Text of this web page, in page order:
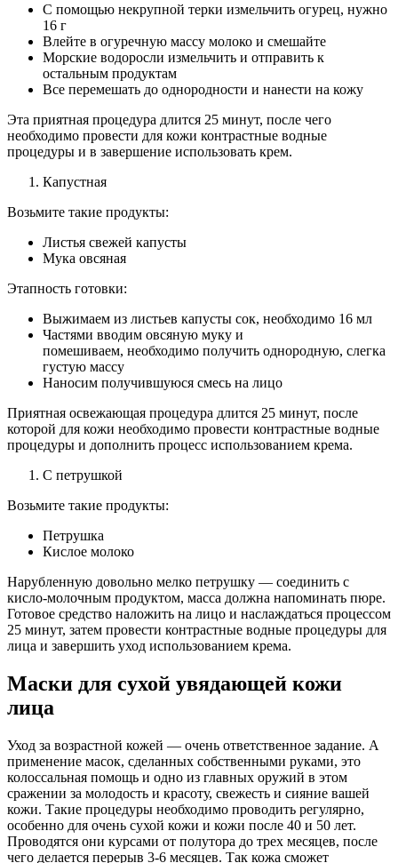
С помощью некрупной терки измельчить огурец, нужно
16 г
Влейте в огуречную массу молоко и смешайте
Морские водоросли измельчить и отправить к
остальным продуктам
Все перемешать до однородности и нанести на кожу
Эта приятная процедура длится 25 минут, после чего
необходимо провести для кожи контрастные водные
процедуры и в завершение использовать крем.
Капустная
Возьмите такие продукты:
Листья свежей капусты
Мука овсяная
Этапность готовки:
Выжимаем из листьев капусты сок, необходимо 16 мл
Частями вводим овсяную муку и
помешиваем, необходимо получить однородную, слегка
густую массу
Наносим получившуюся смесь на лицо
Приятная освежающая процедура длится 25 минут, после
которой для кожи необходимо провести контрастные водные
процедуры и дополнить процесс использованием крема.
С петрушкой
Возьмите такие продукты:
Петрушка
Кислое молоко
Нарубленную довольно мелко петрушку — соединить с
кисло-молочным продуктом, масса должна напоминать пюре.
Готовое средство наложить на лицо и наслаждаться процессом
25 минут, затем провести контрастные водные процедуры для
лица и завершить уход использованием крема.
Маски для сухой увядающей кожи
лица
Уход за возрастной кожей — очень ответственное задание. А
применение масок, сделанных собственными руками, это
колоссальная помощь и одно из главных оружий в этом
сражении за молодость и красоту, свежесть и сияние вашей
кожи. Такие процедуры необходимо проводить регулярно,
особенно для очень сухой кожи и кожи после 40 и 50 лет.
Проводятся они курсами от полутора до трех месяцев, после
чего делается перерыв 3-6 месяцев. Так кожа сможет